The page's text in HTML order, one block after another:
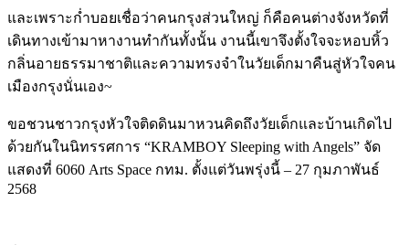
และเพราะก่ำบอยเชื่อว่าคนกรุงส่วนใหญ่ ก็คือคนต่างจังหวัดที่
เดินทางเข้ามาหางานทำกันทั้งนั้น งานนี้เขาจึงตั้งใจจะหอบหิ้ว
กลิ่นอายธรรมาชาติและความทรงจำในวัยเด็กมาคืนสู่หัวใจคน
เมืองกรุงนั่นเอง~
ขอชวนชาวกรุงหัวใจติดดินมาหวนคิดถึงวัยเด็กและบ้านเกิดไป
ด้วยกันในนิทรรศการ “KRAMBOY Sleeping with Angels” จัด
แสดงที่ 6060 Arts Space กทม. ตั้งแต่วันพรุ่งนี้ – 27 กุมภาพันธ์
2568